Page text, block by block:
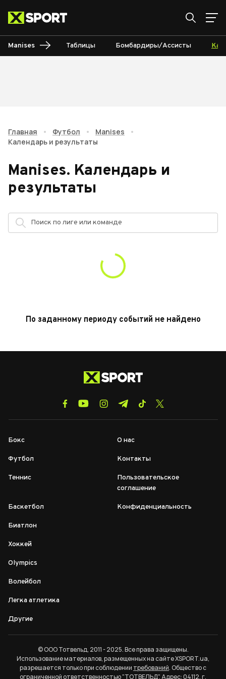
Manises Таблицы Бомбардиры/Ассисты
Главная • Футбол • Manises
•
Календарь и результаты
Manises. Календарь и
результаты
По заданному периоду событий не найдено
Бокс
Футбол
Теннис
Баскетбол
Биатлон
Хоккей
Olympics
Волейбол
Легка атлетика
Другие
О нас
Контакты
Пользовательское
соглашение
Конфиденциальность
© ООО Тотвельд, 2011 - 2025. Все права защищены.
Использование материалов, размещенных на сайте XSPORT.ua,
разрешается только при соблюдении требований. Общество с
ограниченной ответственностью "ТОТВЕЛЬД". Адрес: 04112, г.